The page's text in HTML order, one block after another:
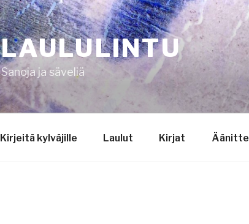
LAULULINTU
Sanoja ja säveliä
Kirjeitä kylväjille Laulut Kirjat